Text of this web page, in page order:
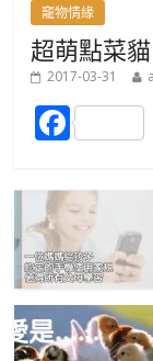
竉物情緣
超萌點菜
2017-03-31
F
e
b
o
o
k